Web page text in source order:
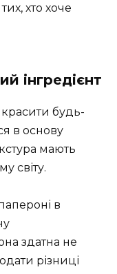
хто хоче
інгредієнт
будь-
в основу
мають
світу.
в
здатна не
різниці